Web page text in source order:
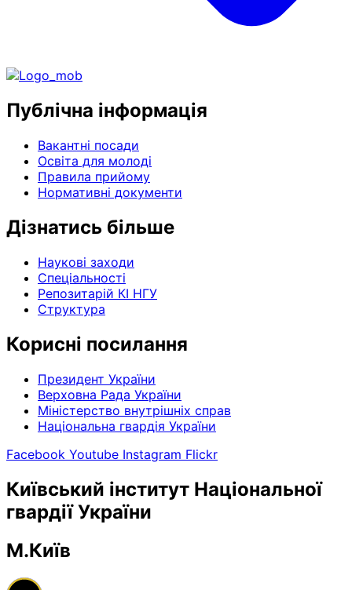
Публічна інформація
Вакантні посади
Освіта для молоді
Правила прийому
Нормативні документи
Дізнатись більше
Наукові заходи
Спеціальності
Репозитарій КІ НГУ
Структура
Корисні посилання
Президент України
Верховна Рада України
Міністерство внутрішніх справ
Національна гвардія України
Facebook Youtube Instagram Flickr
Київський інститут Національної
гвардії України
М.Київ